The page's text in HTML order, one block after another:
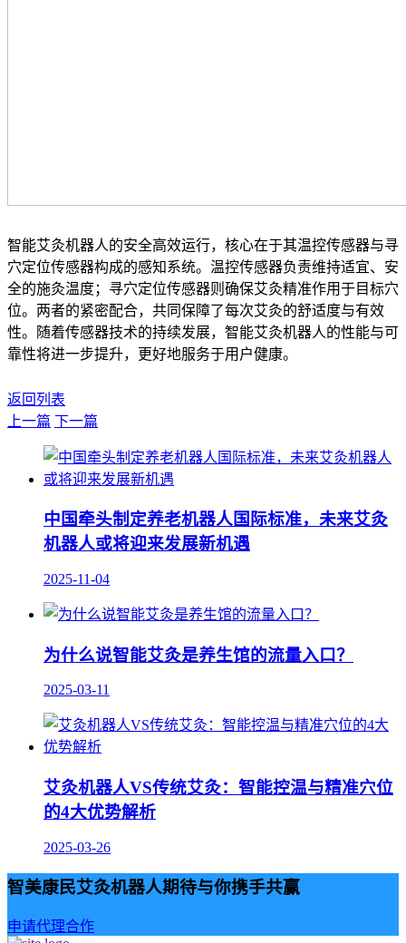
智能艾灸机器人的安全高效运行，核心在于其温控传感器与寻
穴定位传感器构成的感知系统。温控传感器负责维持适宜、安
全的施灸温度；寻穴定位传感器则确保艾灸精准作用于目标穴
位。两者的紧密配合，共同保障了每次艾灸的舒适度与有效
性。随着传感器技术的持续发展，智能艾灸机器人的性能与可
靠性将进一步提升，更好地服务于用户健康。
返回列表
上一篇 下一篇
中国牵头制定养老机器人国际标准，未来艾灸
机器人或将迎来发展新机遇
2025-11-04
为什么说智能艾灸是养生馆的流量入口？
2025-03-11
艾灸机器人VS传统艾灸：智能控温与精准穴位
的4大优势解析
2025-03-26
智美康民艾灸机器人期待与你携手共赢
申请代理合作